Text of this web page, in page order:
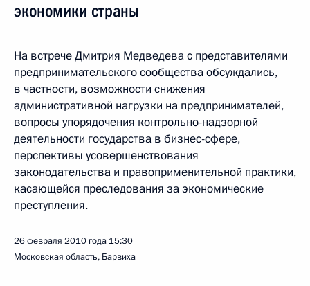
экономики страны
На встрече Дмитрия Медведева с представителями
предпринимательского сообщества обсуждались,
в частности, возможности снижения
административной нагрузки на предпринимателей,
вопросы упорядочения контрольно-надзорной
деятельности государства в бизнес-сфере,
перспективы усовершенствования
законодательства и правоприменительной практики,
касающейся преследования за экономические
преступления.
26 февраля 2010 года 15:30
Московская область, Барвиха